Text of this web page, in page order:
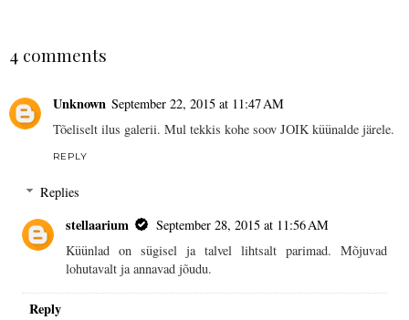
4 comments
Unknown September 22, 2015 at 11:47 AM
Tõeliselt ilus galerii. Mul tekkis kohe soov JOIK küünalde järele.
REPLY
Replies
stellaarium
September 28, 2015 at 11:56 AM
Küünlad on sügisel ja talvel lihtsalt parimad. Mõjuvad
lohutavalt ja annavad jõudu.
Reply